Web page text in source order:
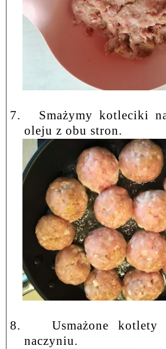
7.
Smażymy kotleciki
oleju z obu stron.
8.
Usmażone kotlety
naczyniu.